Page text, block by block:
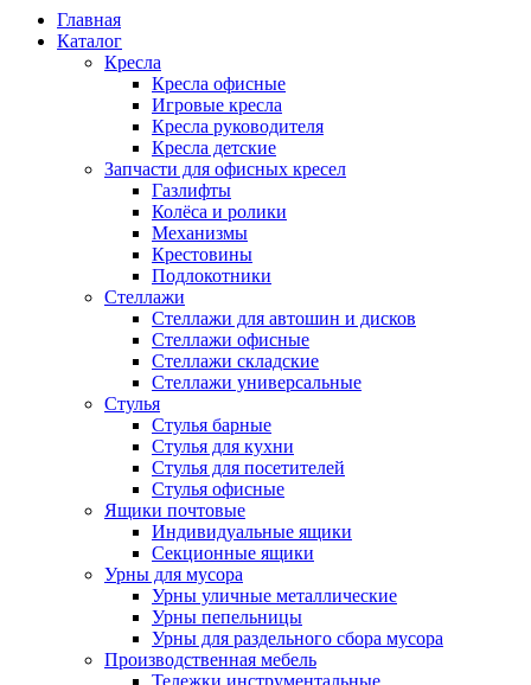
Главная
Каталог
Кресла
Кресла офисные
Игровые кресла
Кресла руководителя
Кресла детские
Запчасти для офисных кресел
Газлифты
Колёса и ролики
Механизмы
Крестовины
Подлокотники
Стеллажи
Стеллажи для автошин и дисков
Стеллажи офисные
Стеллажи складские
Стеллажи универсальные
Стулья
Стулья барные
Стулья для кухни
Стулья для посетителей
Стулья офисные
Ящики почтовые
Индивидуальные ящики
Секционные ящики
Урны для мусора
Урны уличные металлические
Урны пепельницы
Урны для раздельного сбора мусора
Производственная мебель
Тележки инструментальные